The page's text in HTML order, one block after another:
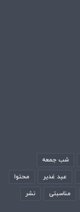
شب جمعه
عید غدیر محتوا
مناسبتی نشر